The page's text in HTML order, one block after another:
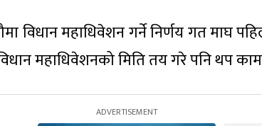
विधान महाधिवेशन गर्ने निर्णय गत माघ
महाधिवेशनको मिति तय गरे पनि थप